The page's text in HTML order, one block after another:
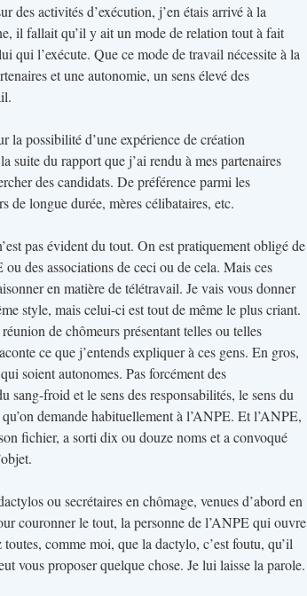
des activités d’exécution, j’en étais arrivé à la
il fallait qu’il y ait un mode de relation tout à fait
l’exécute. Que ce mode de travail nécessite à la
et une autonomie, un sens élevé des
la possibilité d’une expérience de création
suite du rapport que j’ai rendu à mes partenaires
des candidats. De préférence parmi les
de longue durée, mères célibataires, etc.
pas évident du tout. On est pratiquement obligé de
des associations de ceci ou de cela. Mais ces
en matière de télétravail. Je vais vous donner
style, mais celui-ci est tout de même le plus criant.
de chômeurs présentant telles ou telles
ce que j’entends expliquer à ces gens. En gros,
soient autonomes. Pas forcément des
sang-froid et le sens des responsabilités, le sens du
demande habituellement à l’ANPE. Et l’ANPE,
fichier, a sorti dix ou douze noms et a convoqué
ou secrétaires en chômage, venues d’abord en
couronner le tout, la personne de l’ANPE qui ouvre
comme moi, que la dactylo, c’est foutu, qu’il
vous proposer quelque chose. Je lui laisse la parole.